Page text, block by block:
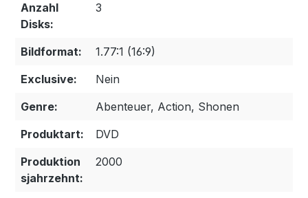
Anzahl
Disks:
3
Bildformat:
1.77:1 (16:9)
Exclusive:
Nein
Genre:
Abenteuer, Action, Shonen
Produktart:
DVD
Produktion
sjahrzehnt:
2000